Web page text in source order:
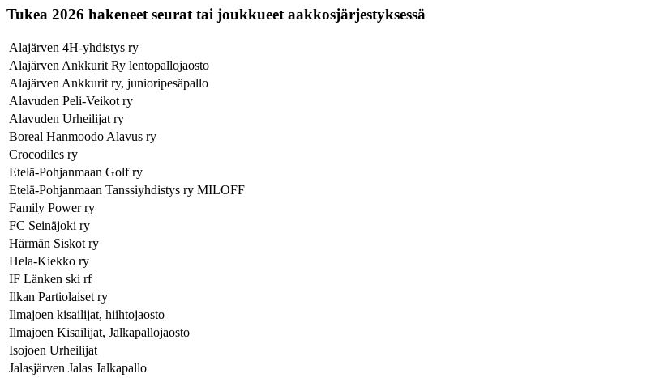
Tukea 2026 hakeneet seurat tai joukkueet aakkosjärjestyksessä
Alajärven 4H-yhdistys ry
Alajärven Ankkurit Ry lentopallojaosto
Alajärven Ankkurit ry, junioripesäpallo
Alavuden Peli-Veikot ry
Alavuden Urheilijat ry
Boreal Hanmoodo Alavus ry
Crocodiles ry
Etelä-Pohjanmaan Golf ry
Etelä-Pohjanmaan Tanssiyhdistys ry MILOFF
Family Power ry
FC Seinäjoki ry
Härmän Siskot ry
Hela-Kiekko ry
IF Länken ski rf
Ilkan Partiolaiset ry
Ilmajoen kisailijat, hiihtojaosto
Ilmajoen Kisailijat, Jalkapallojaosto
Isojoen Urheilijat
Jalasjärven Jalas Jalkapallo